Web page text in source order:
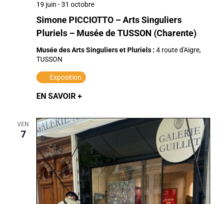
19 juin -31 octobre
Simone PICCIOTTO – Arts Singuliers
Pluriels – Musée de TUSSON (Charente)
Musée des Arts Singuliers et Pluriels : 4 route d'Aigre,
TUSSON
Exposition
EN SAVOIR +
VEN
7